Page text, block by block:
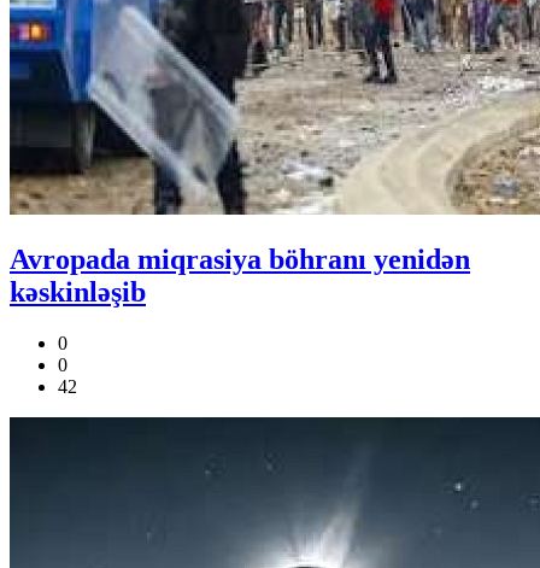
Avropada miqrasiya böhranı yenidən
kəskinləşib
0
0
42